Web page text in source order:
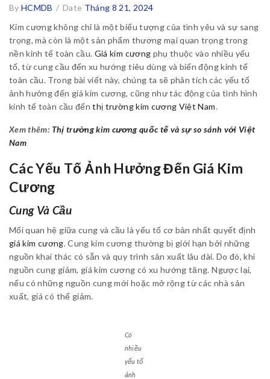
ByHCMDB / Date Tháng 8 21, 2024
Kim cương không chỉ là một biểu tượng của tình yêu và sự sang
trọng, mà còn là một sản phẩm thương mại quan trọng trong
nền kinh tế toàn cầu. Giá kim cương phụ thuộc vào nhiều yếu
tố, từ cung cầu đến xu hướng tiêu dùng và biến động kinh tế
toàn cầu. Trong bài viết này, chúng ta sẽ phân tích các yếu tố
ảnh hưởng đến giá kim cương, cũng như tác động của tình hình
kinh tế toàn cầu đếnthị trường kim cương Việt Nam.
Xem thêm: Thị trường kim cương quốc tế và sự so sánh với Việt
Nam
Các Yếu Tố Ảnh Hưởng Đến Giá Kim
Cương
Cung Và Cầu
Mối quan hệ giữa cung và cầu là yếu tố cơ bản nhất quyết định
giá kim cương. Cung kim cương thường bị giới hạn bởi những
nguồn khai thác có sẵn và quy trình sản xuất lâu dài. Do đó, khi
nguồn cung giảm, giá kim cương có xu hướng tăng. Ngược lại,
nếu có những nguồn cung mới hoặc mở rộng từ các nhà sản
xuất, giá có thể giảm.
Có
nhiều
yếu tố
ảnh